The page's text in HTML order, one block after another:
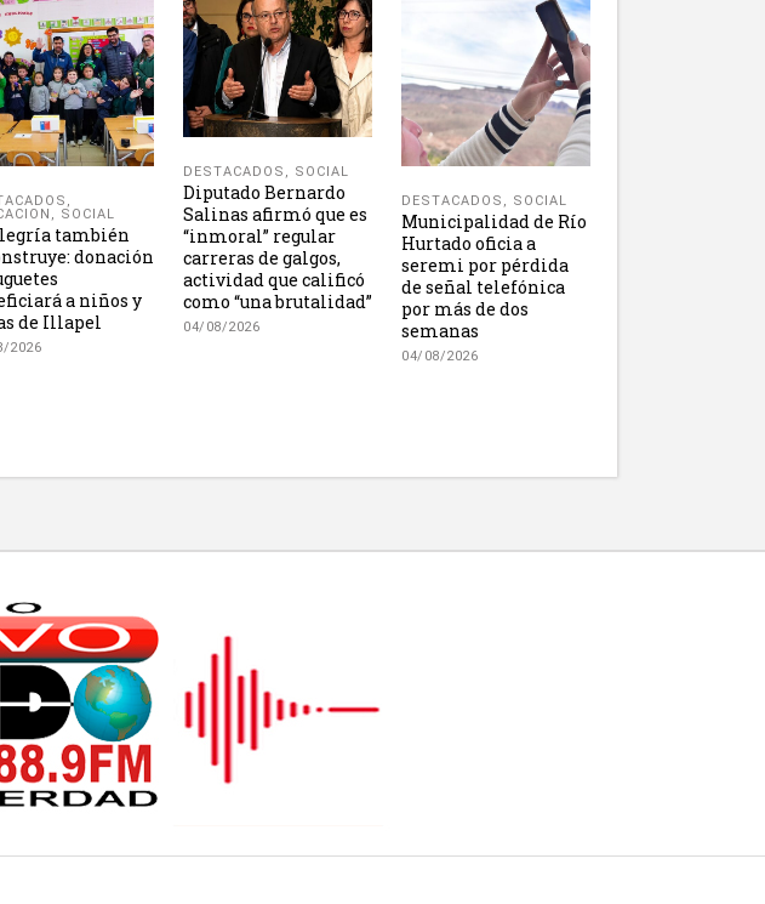
,
, SOCIAL
también
donación
a niños y
de Illapel
2026
DESTACADOS , SOCIAL
Diputado Bernardo
Salinas afirmó que es
“inmoral” regular
carreras de galgos,
actividad que calificó
como “una brutalidad”
04/08/2026
DESTACADOS , SOCIAL
Municipalidad de Río
Hurtado oficia a
seremi por pérdida
de señal telefónica
por más de dos
semanas
04/08/2026